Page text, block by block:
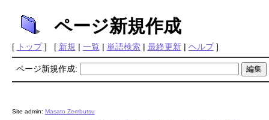
ページ新規作成
[ トップ] [ 新規 | 一覧 | 単語検索| 最終更新| ヘルプ]
ページ新規作成:
Site admin: Masato Zembutsu